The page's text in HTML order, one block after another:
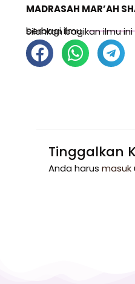
MADRASAH MAR’AH
berbagi ilmu
Silahkan bagikan ilmu
Tinggalkan
Anda harus masuk